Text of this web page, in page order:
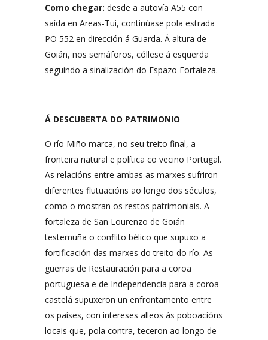
Como chegar: desde a autovía A55 con
saída en Areas-Tui, continúase pola estrada
PO 552 en dirección á Guarda. Á altura de
Goián, nos semáforos, cóllese á esquerda
seguindo a sinalización do Espazo Fortaleza.
Á DESCUBERTA DO PATRIMONIO
O río Miño marca, no seu treito final, a
fronteira natural e política co veciño Portugal.
As relacións entre ambas as marxes sufriron
diferentes flutuacións ao longo dos séculos,
como o mostran os restos patrimoniais. A
fortaleza de San Lourenzo de Goián
testemuña o conflito bélico que supuxo a
fortificación das marxes do treito do río. As
guerras de Restauración para a coroa
portuguesa e de Independencia para a coroa
castelá supuxeron un enfrontamento entre
os países, con intereses alleos ás poboacións
locais que, pola contra, teceron ao longo de